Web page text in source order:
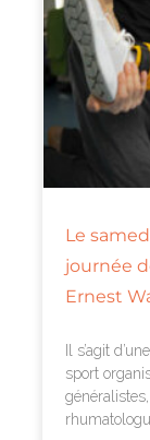
Le
journée
Ernest
Il s’agit
sport